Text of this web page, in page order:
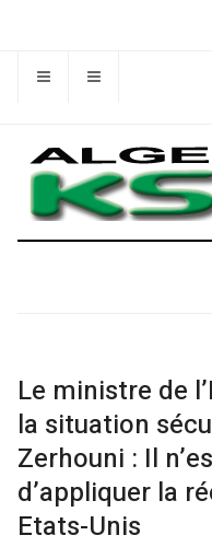
Le ministre de
la situation
Zerhouni : Il
d’appliquer la
Etats-Unis